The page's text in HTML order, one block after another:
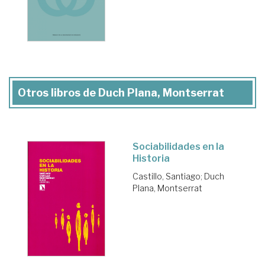
Otros libros de Duch Plana, Montserrat
Sociabilidades en la
Historia
Castillo, Santiago; Duch
Plana, Montserrat